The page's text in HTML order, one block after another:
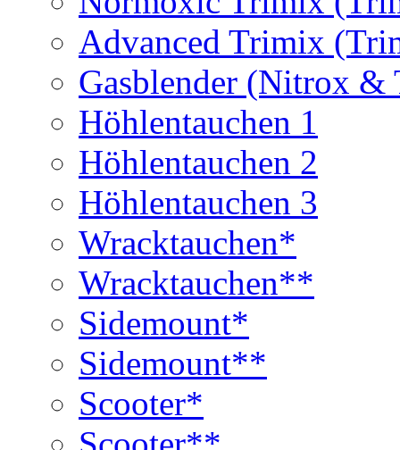
Advanced Trimix
Gasblender (Nitrox
Höhlentauchen 1
Höhlentauchen 2
Höhlentauchen 3
Wracktauchen*
Wracktauchen**
Sidemount*
Sidemount**
Scooter*